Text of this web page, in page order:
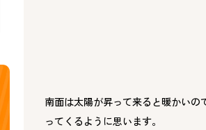
南面は太陽が昇って来ると暖かい
ってくるように思います。